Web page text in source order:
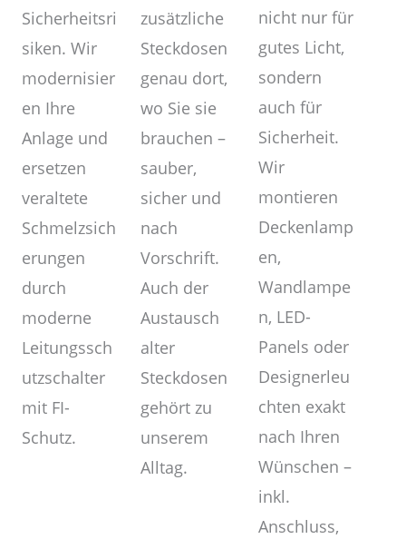
Sicherheitsri
siken. Wir
modernisier
en Ihre
Anlage und
ersetzen
veraltete
Schmelzsich
erungen
durch
moderne
Leitungssch
utzschalter
mit FI-
Schutz.
zusätzliche
Steckdosen
genau dort,
wo Sie sie
brauchen –
sauber,
sicher und
nach
Vorschrift.
Auch der
Austausch
alter
Steckdosen
gehört zu
unserem
Alltag.
nicht nur für
gutes Licht,
sondern
auch für
Sicherheit.
Wir
montieren
Deckenlamp
en,
Wandlampe
n, LED-
Panels oder
Designerleu
chten exakt
nach Ihren
Wünschen –
inkl.
Anschluss,